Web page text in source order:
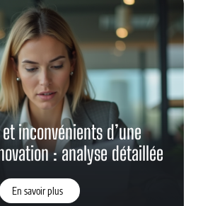
inconvénients d’une
: analyse détaillée
En savoir plus